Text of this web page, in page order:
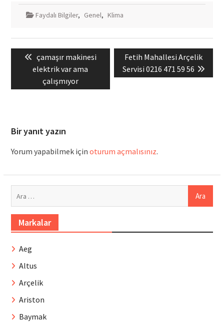
Faydalı Bilgiler, Genel, Klima
Yazı
gezinmesi
Previous
post:
çamaşır makinesi
elektrik var ama
çalışmıyor
Next
post:
Fetih Mahallesi Arçelik
Servisi 0216 471 59 56
Bir yanıt yazın
Yorum yapabilmek için oturum açmalısınız.
Markalar
Aeg
Altus
Arçelik
Ariston
Baymak